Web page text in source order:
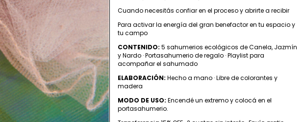
Cuando necesitás confiar en el proceso y abrirte a recibir
Para activar la energía del gran benefactor en tu espacio y
tu campo
CONTENIDO: 5 sahumerios ecológicos de Canela, Jazmín
y Nardo · Portasahumerio de regalo · Playlist para
acompañar el sahumado
ELABORACIÓN: Hecho a mano · Libre de colorantes y
madera
MODO DE USO: Encendé un extremo y colocá en el
portasahumerio.